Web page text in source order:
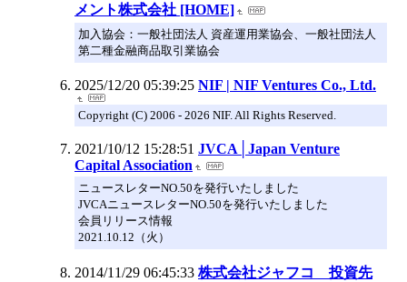
メント株式会社 [HOME]
加入協会：一般社団法人 資産運用業協会、一般社団法人
第二種金融商品取引業協会
2025/12/20 05:39:25 NIF | NIF Ventures Co., Ltd.
Copyright (C) 2006 - 2026 NIF. All Rights Reserved.
2021/10/12 15:28:51 JVCA│Japan Venture
Capital Association
ニュースレターNO.50を発行いたしました
JVCAニュースレターNO.50を発行いたしました
会員リリース情報
2021.10.12（火）
2014/11/29 06:45:33 株式会社ジャフコ 投資先